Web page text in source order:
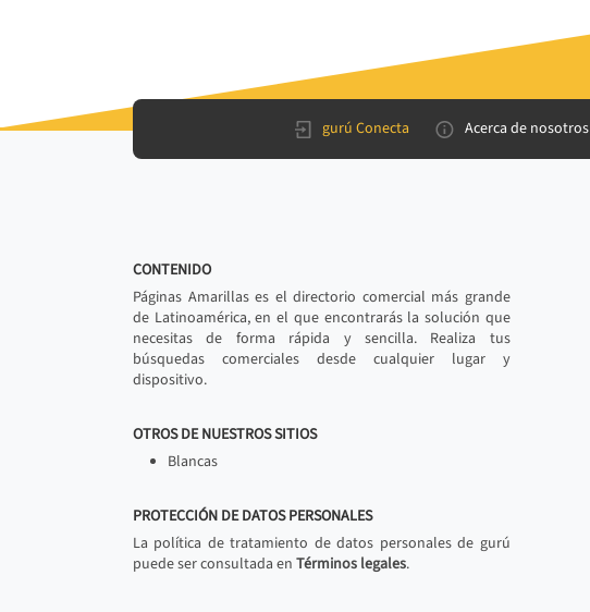
gurú Conecta Acerca de nosotros
CONTENIDO
Páginas Amarillas es el directorio comercial más grande
de Latinoamérica, en el que encontrarás la solución que
necesitas de forma rápida y sencilla. Realiza tus
búsquedas comerciales desde cualquier lugar y
dispositivo.
OTROS DE NUESTROS SITIOS
Blancas
PROTECCIÓN DE DATOS PERSONALES
La política de tratamiento de datos personales de gurú
puede ser consultada en Términos legales.